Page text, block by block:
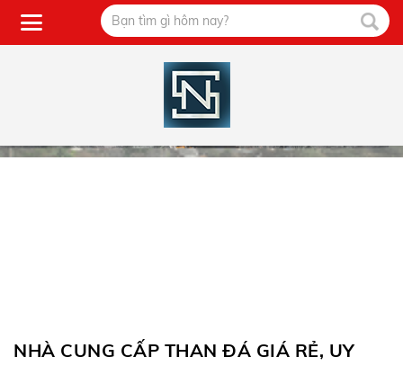
NHÀ CUNG CẤP THAN ĐÁ GIÁ RẺ, UY